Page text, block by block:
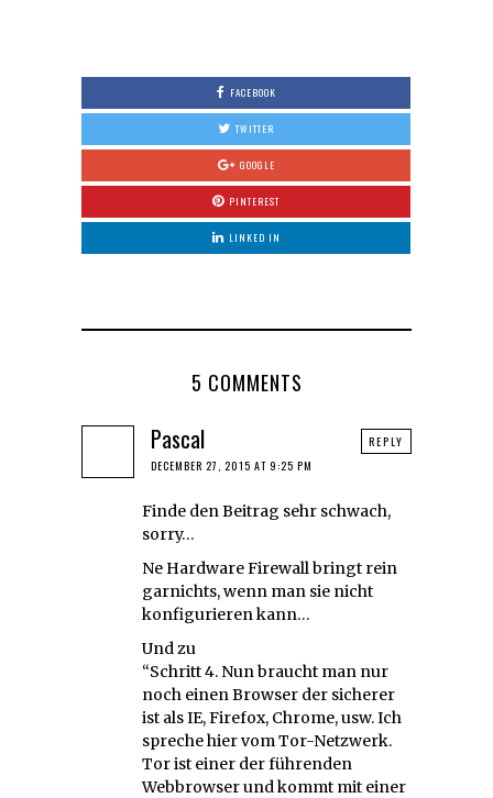
FACEBOOK
TWITTER
GOOGLE
PINTEREST
LINKED IN
5 COMMENTS
Pascal
DECEMBER 27, 2015 AT 9:25 PM
Finde den Beitrag sehr schwach,
sorry…
Ne Hardware Firewall bringt rein
garnichts, wenn man sie nicht
konfigurieren kann…
Und zu
“Schritt 4. Nun braucht man nur
noch einen Browser der sicherer
ist als IE, Firefox, Chrome, usw. Ich
spreche hier vom Tor-Netzwerk.
Tor ist einer der führenden
Webbrowser und kommt mit einer
REPLY